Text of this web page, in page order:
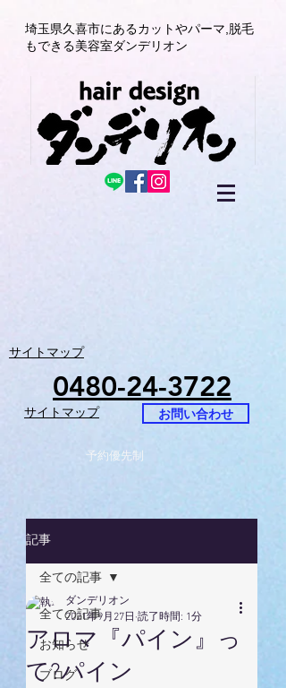
埼玉県久喜市にあるカットやパーマ, 脱毛
もできる美容室ダンデリオン
サイトマップ
0480-24-3722
サイトマップ お問い合わせ
予約優先制
記事
全ての記事
お知らせ
ブログ
全ての記事
アロマ『パイン』っ
て?パイン
ダンデリオン
2021年9月27日 読了時間: 1分